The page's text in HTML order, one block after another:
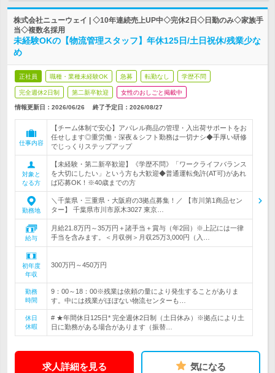
株式会社ニューウェイ | ◇10年連続売上UP中◇完休2日◇日勤のみ◇家族手
当◇複数名採用
未経験OKの【物流管理スタッフ】年休125日/土日祝休/残業少な
め
正社員 職種・業種未経験OK 急募 転勤なし 学歴不問
完全週休2日制 第二新卒歓迎 女性のおしごと掲載中
情報更新日：2026/06/26 終了予定日： 2026/08/27
仕事内容
【チーム体制で安心】アパレル商品の管理・入出荷サポートをお
任せします◎重労働・深夜＆シフト勤務は一切ナシ◆手厚い研修
でじっくりステップアップ
対象と
なる方
【未経験・第二新卒歓迎】《学歴不問》「ワークライフバランス
を大切にしたい」という方も大歓迎◆普通運転免許(AT可)があれ
ば応募OK！※40歳までの方
勤務地
＼千葉県・三重県・大阪府の3拠点募集！／ 【市川第1商品セン
ター】 千葉県市川市原木3027 東京…
給与
月給21.8万円～35万円＋諸手当＋賞与（年2回）※上記には一律
手当を含みます。＜月収例＞月収25万3,000円（入…
初年度
年収
300万円～450万円
勤務
時間
9：00～18：00※残業は依頼の量により発生することがありま
す。中には残業がほぼない物流センターも…
休日
休暇
# ★年間休日125日* 完全週休2日制（土日休み）※拠点により土
日に勤務がある場合があります（振替…
求人詳細を見る 気になる